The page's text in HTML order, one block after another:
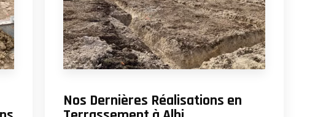
Nos Dernières Réalisations en